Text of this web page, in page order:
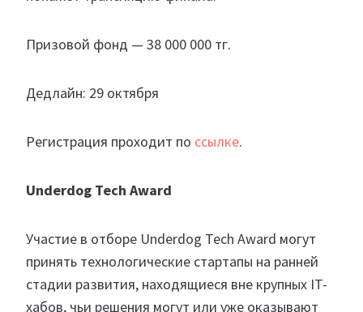
Призовой фонд — 38 000 000 тг.
Дедлайн: 29 октября
Регистрация проходит по ссылке.
Underdog Tech Award
Участие в отборе Underdog Tech Award могут
принять технологические стартапы на ранней
стадии развития, находящиеся вне крупных IT-
хабов, чьи решения могут или уже оказывают